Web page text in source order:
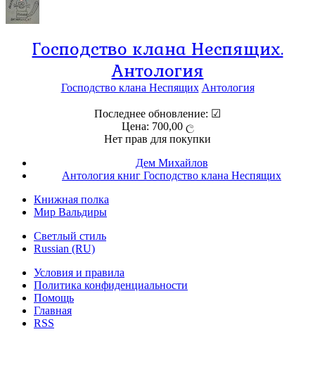
Господство клана Неспящих.
Антология
Господство клана Неспящих Антология
Последнее обновление: ☑
Цена: 700,00 ල
Нет прав для покупки
Дем Михайлов
Антология книг Господство клана Неспящих
Книжная полка
Мир Вальдиры
Светлый стиль
Russian (RU)
Условия и правила
Политика конфиденциальности
Помощь
Главная
RSS